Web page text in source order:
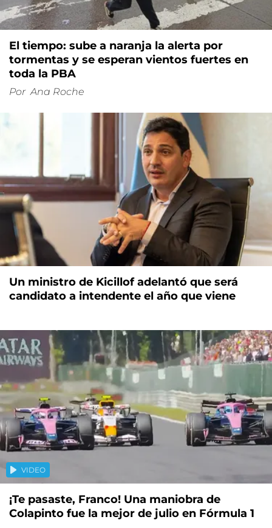
El tiempo: sube a naranja la alerta por
tormentas y se esperan vientos fuertes en
toda la PBA
Por Ana Roche
Un ministro de Kicillof adelantó que será
candidato a intendente el año que viene
VIDEO
¡Te pasaste, Franco! Una maniobra de
Colapinto fue la mejor de julio en Fórmula 1